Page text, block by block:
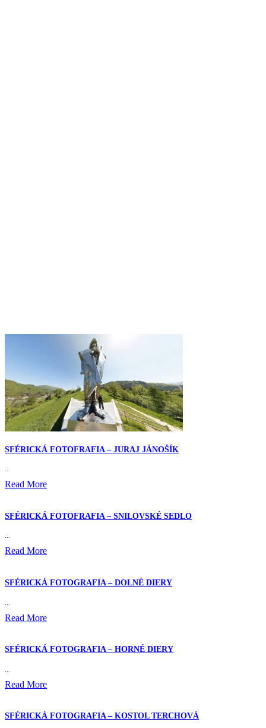
SFÉRICKÁ FOTOFRAFIA – JURAJ JÁNOŠÍK
Read More
SFÉRICKÁ FOTOFRAFIA – SNILOVSKÉ SEDLO
...
Read More
SFÉRICKÁ FOTOGRAFIA – DOLNÉ DIERY
Read More
SFÉRICKÁ FOTOGRAFIA – HORNÉ DIERY
Read More
SFÉRICKÁ FOTOGRAFIA – KOSTOL TERCHOVÁ